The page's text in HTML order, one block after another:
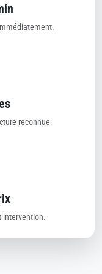
reconnue.
intervention.